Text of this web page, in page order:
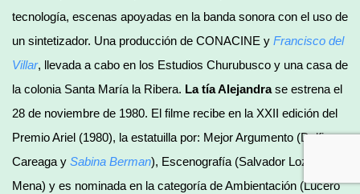
tecnología, escenas apoyadas en la banda sonora con el uso de
un sintetizador. Una producción de CONACINE y Francisco del
Villar, llevada a cabo en los Estudios Churubusco y una casa de
la colonia Santa María la Ribera. La tía Alejandrase estrena el
28 de noviembre de 1980. El filme recibe en la XXII edición del
Premio Ariel (1980), la estatuilla por: Mejor Argumento (Delfina
Careaga y Sabina Berman), Escenografía (Salvador Lozano
Mena) y es nominada en la categoría de Ambientación (Lucero